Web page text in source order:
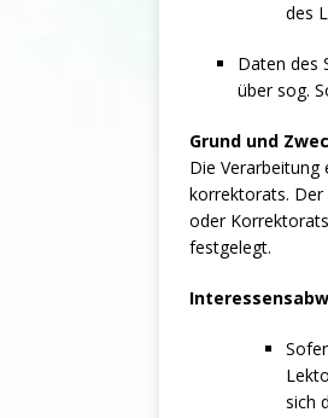
des
Daten des
über sog.
Grund und
Die
korrektorats. Der
oder
festgelegt.
sich